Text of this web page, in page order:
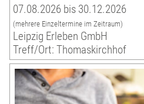
07.08.2026 bis 30.12.2026
(mehrere Einzeltermine im Zeitraum)
Leipzig Erleben GmbH
Treff/Ort: Thomaskirchhof